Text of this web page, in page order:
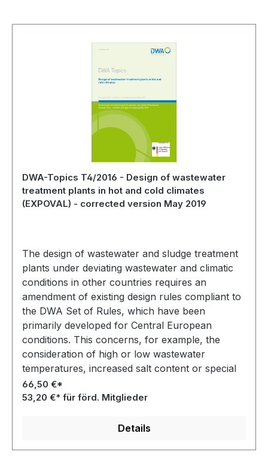
DWA-Topics T4/2016 - Design of wastewater
treatment plants in hot and cold climates
(EXPOVAL) - corrected version May 2019
The design of wastewater and sludge treatment
plants under deviating wastewater and climatic
conditions in other countries requires an
amendment of existing design rules compliant to
the DWA Set of Rules, which have been
primarily developed for Central European
conditions. This concerns, for example, the
consideration of high or low wastewater
temperatures, increased salt content or special
discharge requirements.
66,50 €*
53,20 €* für förd. Mitglieder
Details